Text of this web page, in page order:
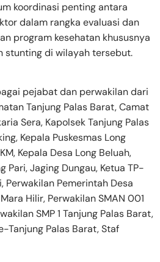
koordinasi penting antara
dalam rangka evaluasi dan
program kesehatan khususnya
stunting di wilayah tersebut.
pejabat dan perwakilan dari
Tanjung Palas Barat, Camat
Sera, Kapolsek Tanjung Palas
Kepala Puskesmas Long
Kepala Desa Long Beluah,
Pari, Jaging Dungau, Ketua TP-
Perwakilan Pemerintah Desa
Hilir, Perwakilan SMAN 001
SMP 1 Tanjung Palas Barat,
Tanjung Palas Barat, Staf